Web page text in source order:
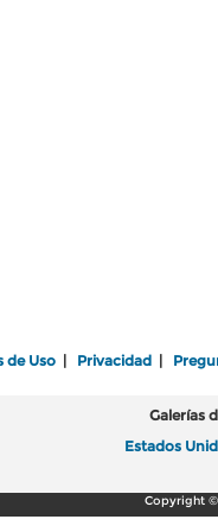
de Uso Privacidad
Galerías
Estados
Copyright